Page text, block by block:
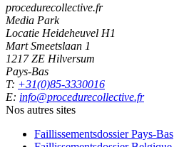
procedurecollective.fr
Media Park
Locatie Heideheuvel H1
Mart Smeetslaan 1
1217 ZE Hilversum
Pays-Bas
T: +31(0)85-3330016
E: info@procedurecollective.fr
Nos autres sites
Faillissementsdossier Pays-Bas